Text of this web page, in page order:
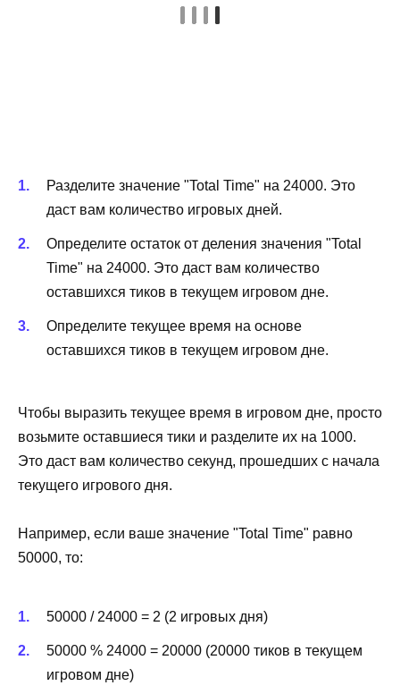
Разделите значение "Total Time" на 24000. Это
даст вам количество игровых дней.
Определите остаток от деления значения "Total
Time" на 24000. Это даст вам количество
оставшихся тиков в текущем игровом дне.
Определите текущее время на основе
оставшихся тиков в текущем игровом дне.
Чтобы выразить текущее время в игровом дне, просто
возьмите оставшиеся тики и разделите их на 1000.
Это даст вам количество секунд, прошедших с начала
текущего игрового дня.
Например, если ваше значение "Total Time" равно
50000, то:
50000 / 24000 = 2 (2 игровых дня)
50000 % 24000 = 20000 (20000 тиков в текущем
игровом дне)